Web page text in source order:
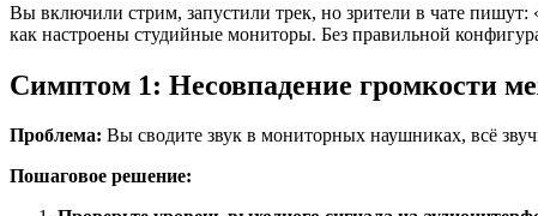
Вы включили стрим, запустили трек, но зрители в чате пишут:
как настроены студийные мониторы. Без правильной
Симптом 1: Несовпадение громкости
Проблема: Вы сводите звук в мониторных наушниках, всё
Пошаговое решение: